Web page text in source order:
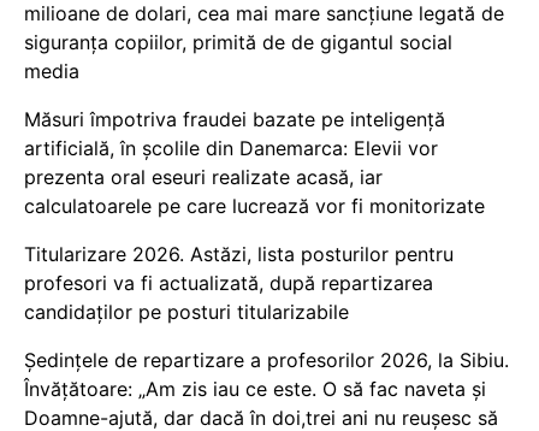
milioane de dolari, cea mai mare sancțiune legată de
siguranța copiilor, primită de de gigantul social
media
Măsuri împotriva fraudei bazate pe inteligență
artificială, în școlile din Danemarca: Elevii vor
prezenta oral eseuri realizate acasă, iar
calculatoarele pe care lucrează vor fi monitorizate
Titularizare 2026. Astăzi, lista posturilor pentru
profesori va fi actualizată, după repartizarea
candidaților pe posturi titularizabile
Ședințele de repartizare a profesorilor 2026, la Sibiu.
Învățătoare: „Am zis iau ce este. O să fac naveta și
Doamne-ajută, dar dacă în doi,trei ani nu reușesc să